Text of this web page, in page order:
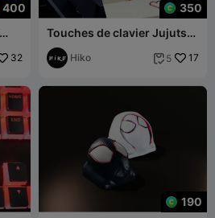
400
32
350
Touches de clavier Jujutsu
Kaisen Vol II - Clavier
mécanique
Hiko  5 17
190